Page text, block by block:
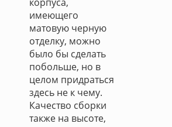
имеющего
матовую черную
отделку, можно
было бы сделать
побольше, но в
целом придраться
здесь не к чему.
Качество сборки
также на высоте,